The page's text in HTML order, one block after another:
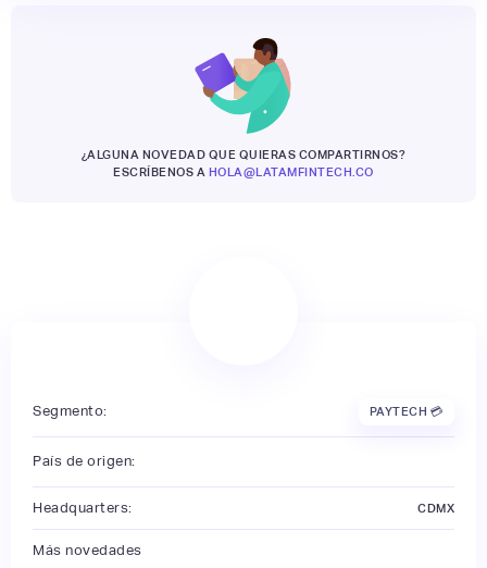
¿ALGUNA NOVEDAD QUE QUIERAS COMPARTIRNOS?
ESCRÍBENOS A HOLA@LATAMFINTECH.CO
Segmento: PAYTECH 💳
País de origen:
Headquarters: CDMX
Más novedades